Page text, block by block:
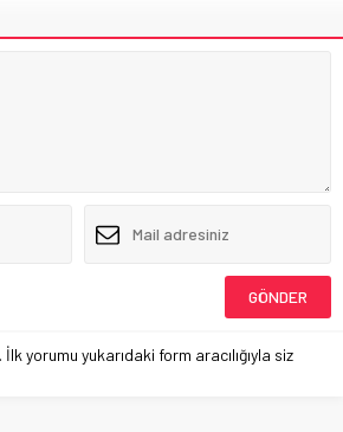
İlk yorumu yukarıdaki form aracılığıyla siz